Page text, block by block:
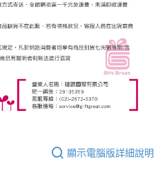
顯示電腦版詳細說明